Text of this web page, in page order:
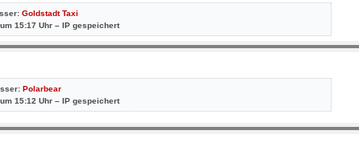
Goldstadt Taxi
15:17 Uhr – IP gespeichert
Polarbear
15:12 Uhr – IP gespeichert